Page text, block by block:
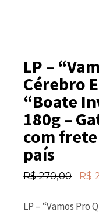
LP –
Cérebro
“Boate
180g –
com
país
R$270,00 R$
LP – “Vamos Pro